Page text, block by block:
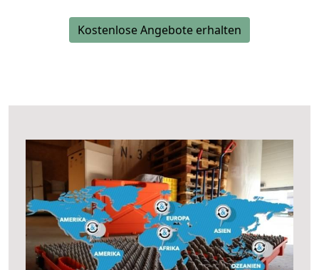
Kostenlose Angebote erhalten